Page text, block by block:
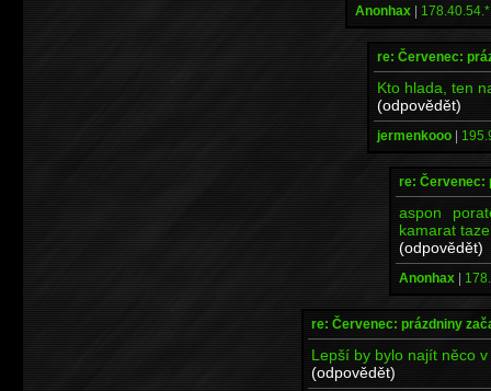
Anonhax | 178.40.54.*
re: Červenec:
Kto hlada, ten
(odpovědět)
jermenkooo |
re: Červenec:
aspon
kamarat
(odpovědět)
Anonhax |
re: Červenec: prázdniny
Lepší by bylo najít něco v
(odpovědět)